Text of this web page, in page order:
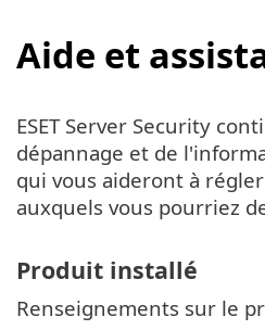
Aide et
ESET Server Security
dépannage et de
qui vous aideront à
auxquels vous pourriez
Produit installé
Renseignements sur le